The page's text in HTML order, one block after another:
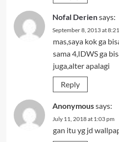
Nofal Deriensays:
September 8, 2013 at
mas,saya kok ga
sama 4,IDWS ga
juga,alter apalagi
Reply
Anonymoussays:
July 11, 2018 at 1:03 pm
gan itu yg jd